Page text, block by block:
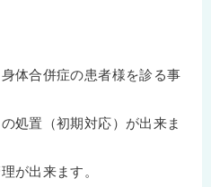
体合併症の患者様を診る事
処置（初期対応）が出来ま
が出来ます。